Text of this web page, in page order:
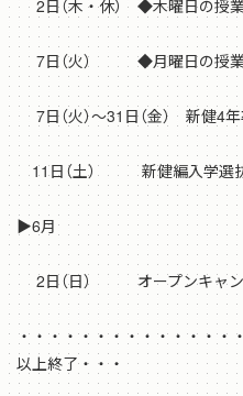
2日（木・休） ◆木曜日の授
7日（火） ◆月曜日の授業
7日（火）～31日（金） 新健4
11日（土） 新健編入学選抜
▶6月
2日（日） オープンキャン
・・・・・・・・・・・・・・
以上終了・・・